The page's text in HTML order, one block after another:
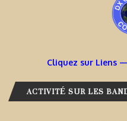
Cliquez sur Liens
ACTIVITÉ SUR LES